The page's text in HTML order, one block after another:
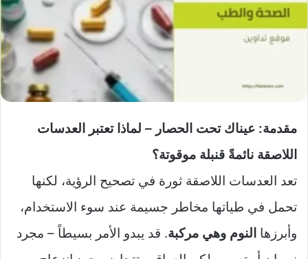
مقدمة: عيناك تحت الحصار – لماذا تعتبر العدسات
اللاصقة نائمةً قنبلة موقوتة؟
تعد العدسات اللاصقة ثورة في تصحيح الرؤية، لكنها
تحمل في طياتها مخاطر جسيمة عند سوء الاستخدام،
وأبرزها النوم وهي مركبة. قد يبدو الأمر بسيطاً – مجرد